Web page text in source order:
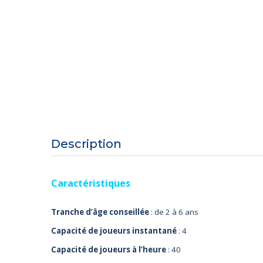
Description
Caractéristiques
Tranche d’âge conseillée : de 2 à 6 ans
Capacité de joueurs instantané : 4
Capacité de joueurs à l’heure : 40